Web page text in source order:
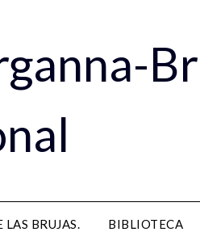
BRUJAS. BIBLIOTECA